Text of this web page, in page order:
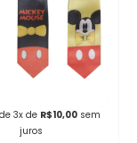
3x de R$10,00 sem
juros